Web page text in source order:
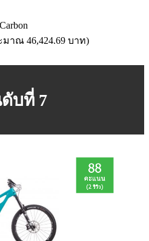
มาณ 46,424.69 บาท)
บที่ 7